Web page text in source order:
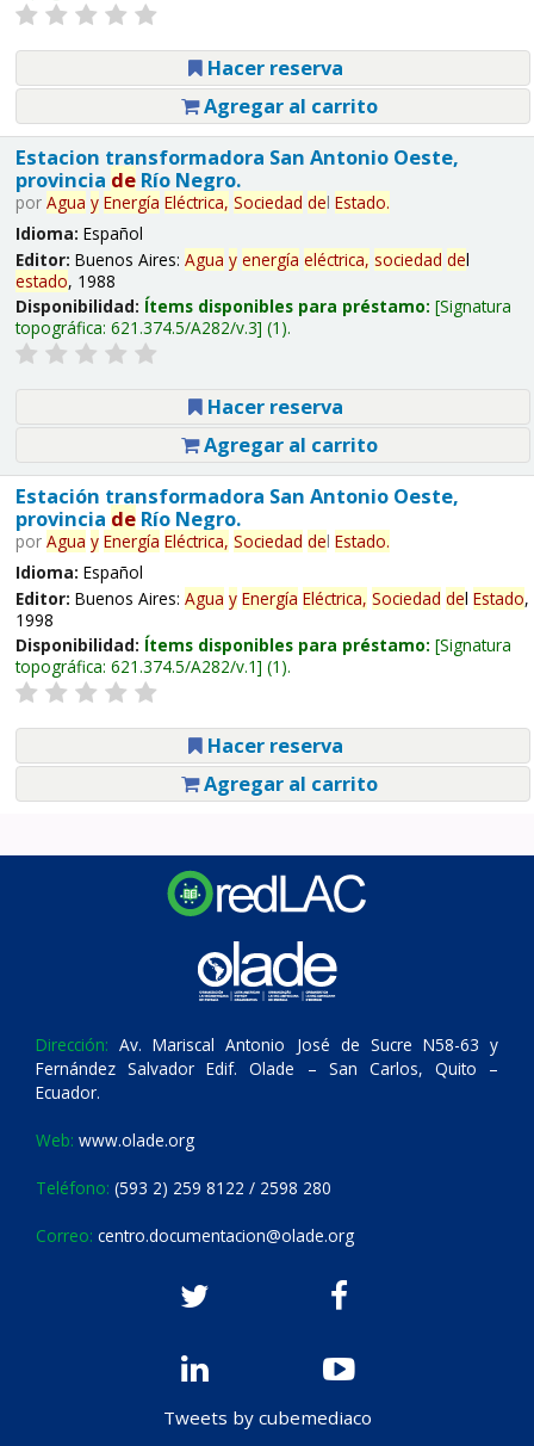
Hacer reserva
Agregar al carrito
Estacion transformadora San Antonio Oeste,
provincia deRío Negro.
por Agua y Energía Eléctrica, Sociedad del Estado.
Idioma: Español
Editor: Buenos Aires: Agua y energía eléctrica, sociedad del
estado, 1988
Disponibilidad: Ítems disponibles para préstamo: Signatura
topográfica: 621.374.5/A282/v.3 (1).
Hacer reserva
Agregar al carrito
Estación transformadora San Antonio Oeste,
provincia deRío Negro.
por Agua y Energía Eléctrica, Sociedad del Estado.
Idioma: Español
Editor: Buenos Aires: Agua y Energía Eléctrica, Sociedad del Estado,
1998
Disponibilidad: Ítems disponibles para préstamo: Signatura
topográfica: 621.374.5/A282/v.1 (1).
Hacer reserva
Agregar al carrito
Dirección: Av. Mariscal Antonio José de Sucre N58-63 y
Fernández Salvador Edif. Olade – San Carlos, Quito –
Ecuador.
Web: www.olade.org
Teléfono: (593 2) 259 8122 / 2598 280
Correo: centro.documentacion@olade.org
Tweets by cubemediaco